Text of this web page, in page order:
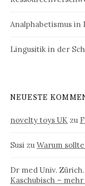
Analphabetismus in
Lingusitik in der
NEUESTE
novelty toys UK zu
Susi zu Warum
Dr med Univ.
Kaschubisch –